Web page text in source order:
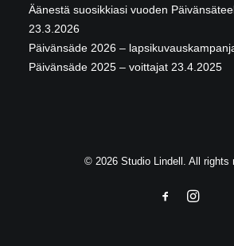
Äänestä suosikkiasi vuoden
23.3.2026
Päivänsäde 2026 –
Päivänsäde 2025 – voittajat 23.4.2025
© 2026 Studio Lindell. All rights